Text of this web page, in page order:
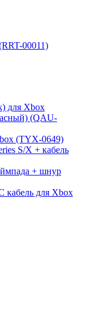
00011)
для Xbox
(QAU-
(TYX-0649)
S/X + кабель
+ шнур
кабель для Xbox